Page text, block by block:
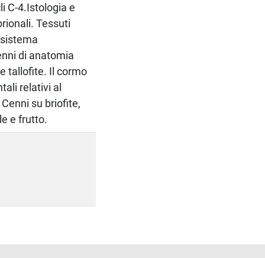
C-4.Istologia e
Tessuti
di anatomia
tallofite. Il cormo
relativi al
su briofite,
e frutto.